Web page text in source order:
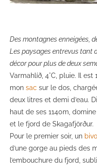
Des montagnes enneigées,
Les paysages entrevus tant
décor pour plus de deux
Varmahlíð, 4°C, pluie. Il
mon sac sur le dos,
deux litres et demi d’eau.
haut de ses 1140m,
et le fjord de Skagafjörður.
Pour le premier soir, un
d’une gorge au pieds des
l’embouchure du fjord,